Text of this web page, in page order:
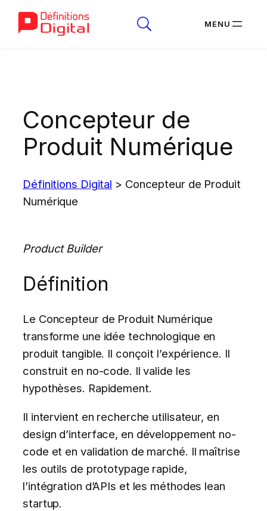
Concepteur de
Produit Numérique
Définitions Digital > Concepteur de Produit
Numérique
Product Builder
Définition
Le Concepteur de Produit Numérique
transforme une idée technologique en
produit tangible. Il conçoit l’expérience. Il
construit en no-code. Il valide les
hypothèses. Rapidement.
Il intervient en recherche utilisateur, en
design d’interface, en développement no-
code et en validation de marché. Il maîtrise
les outils de prototypage rapide,
l’intégration d’APIs et les méthodes lean
startup.